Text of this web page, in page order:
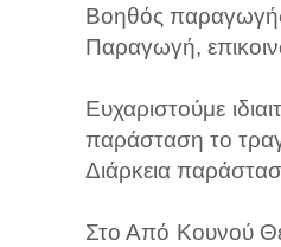
Βοηθός
Παραγωγή,
Ευχαριστούμε
παράσταση το
Διάρκεια
Στο Από Κουνού